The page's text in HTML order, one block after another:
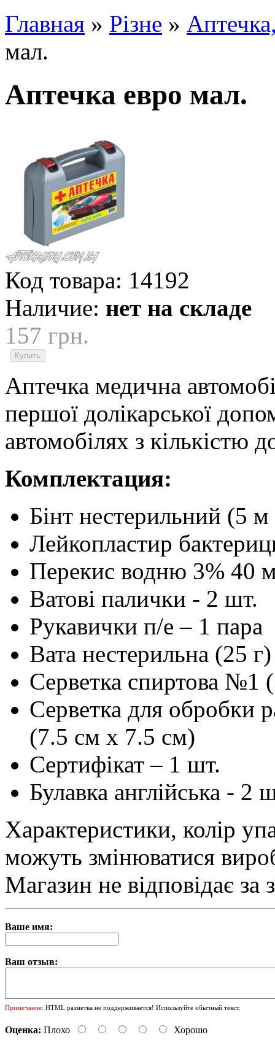
Главная » Різне »
мал.
Аптечка евро мал.
Код товара: 14192
Наличие: нет на складе
157 грн.
Аптечка медична
першої долікарської
автомобілях з кількістю
Комплектация:
Бінт нестерильний (5
Лейкопластир
Перекис водню 3% 40
Ватові палички - 2 шт.
Рукавички п/е – 1 пара
Вата нестерильна (25
Серветка спиртова №1
Серветка для обробки
(7.5 см х 7.5 см)
Сертифікат – 1 шт.
Булавка англійська - 2
Характеристики, колір
можуть змінюватися
Магазин не відповідає
Ваше имя:
Ваш отзыв:
Примечание: HTML разметка не поддерживается! Используйте обычный текст.
Оценка: Плохо Хорошо